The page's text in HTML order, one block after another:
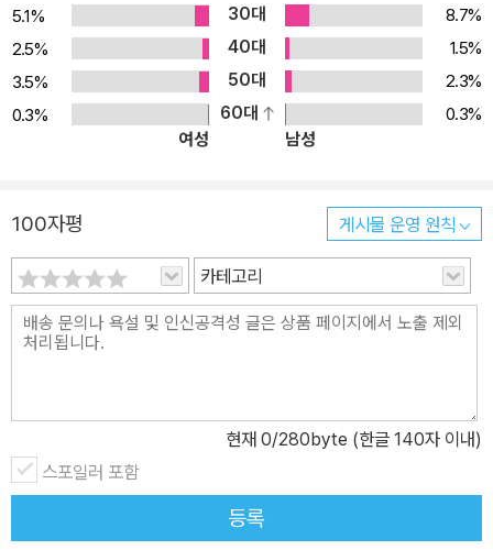
제를 선정하여 효율적으로 순서도에 답을 찾아 넣는 방법, C. Java
프로그래밍 언어의 기본뿐만 아니라 분야별 대표적인 문제를 선정해
답안 찾는 요령까지 동영상 강의를 제공합니다. ■ 최고의 전문가가
집필했습니다. 알고리즘, 데이터베이스, 업무 프로세스, 신기술 동향
및 시스템 관리까지 관련 분야 전문 교수진의 연구와 분석을 바탕으
제 비중이 낮은 내용은 과감히 빼고, 시험에 꼭 출제될 내용만 담아 정
성껏 구성했습니다. ■ 철저한 베타테스트를 거쳤습니다. 알고리즘을
표현한 순서도는 한 글자만 틀려도 전혀 다른 결과가 나옵니다. 관련
분야 전문 강사들과 왕초보 베타테스터가 미리 풀어보면서 완벽한 결
과가 나오는지 확인했습니다. ■ 수험생을 위한 아주 특별한 서비스
가 제공됩니다. (www.sinagong.co.kr) - 실기 시험을 위한 온라인
최신기출문제 3회분과 해설, 최신경향 모의고사와 해설을 제공합니
5.1%
30대
8.7%
2.5%
40대
1.5%
3.5%
50대
2.3%
0.3%
60대
0.3%
여성
남성
100자평 게시물 운영 원칙
카테고리
현재 0/280byte (한글 140자 이내)
스포일러 포함
등록